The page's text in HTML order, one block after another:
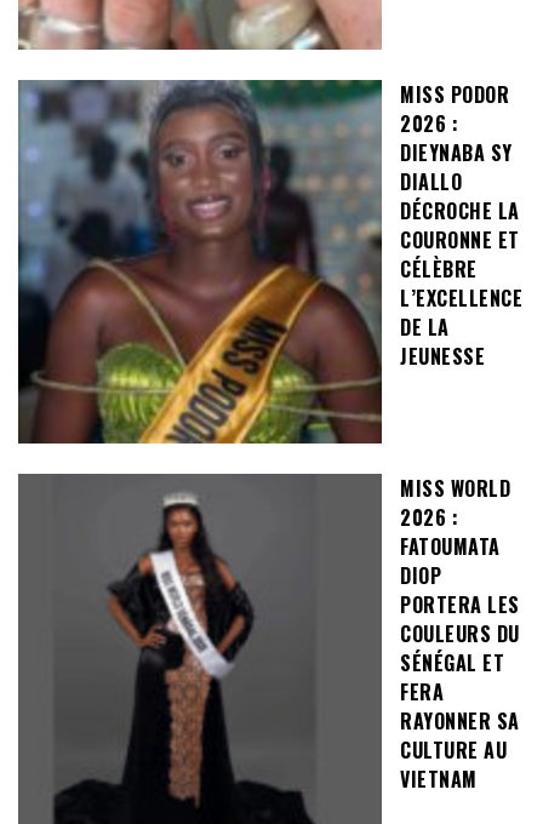
MISS PODOR
2026 :
DIEYNABA SY
DIALLO
DÉCROCHE LA
COURONNE ET
CÉLÈBRE
L’EXCELLENCE
DE LA
JEUNESSE
MISS WORLD
2026 :
FATOUMATA
DIOP
PORTERA LES
COULEURS DU
SÉNÉGAL ET
FERA
RAYONNER SA
CULTURE AU
VIETNAM